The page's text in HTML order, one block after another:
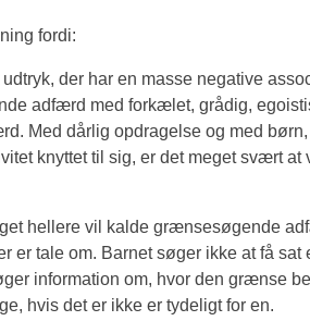
fordi:
der har en masse negative
adfærd med forkælet, grådig,
Med dårlig opdragelse og med
knyttet til sig, er det meget svært
hellere vil kalde grænsesøgende
er tale om. Barnet søger ikke at få
information om, hvor den grænse
hvis det er ikke er tydeligt for en.